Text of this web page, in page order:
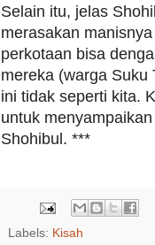
Selain itu, jelas
merasakan
perkotaan bisa
mereka (warga Suku
ini tidak seperti kita.
untuk
Shohibul. ***
Labels: Kisah